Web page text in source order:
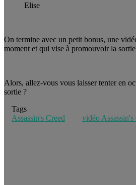
Elise
On termine avec un petit bonus, une
moment et qui vise à promouvoir la
Alors, allez-vous vous laisser tenter en
sortie ?
Tags
Assassin's Creed
vidéo Assassin's